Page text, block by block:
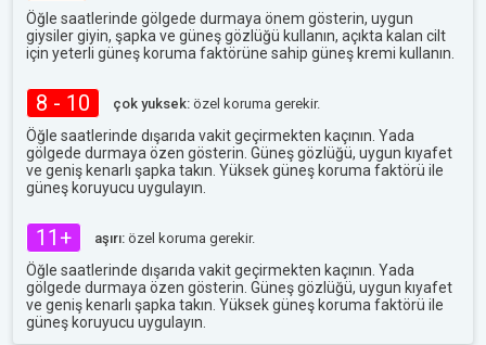
Öğle saatlerinde gölgede durmaya önem gösterin, uygun
giysiler giyin, şapka ve güneş gözlüğü kullanın, açıkta kalan cilt
için yeterli güneş koruma faktörüne sahip güneş kremi kullanın.
8 - 10 çok yuksek: özel koruma gerekir.
Öğle saatlerinde dışarıda vakit geçirmekten kaçının. Yada
gölgede durmaya özen gösterin. Güneş gözlüğü, uygun kıyafet
ve geniş kenarlı şapka takın. Yüksek güneş koruma faktörü ile
güneş koruyucu uygulayın.
11+ aşırı: özel koruma gerekir.
Öğle saatlerinde dışarıda vakit geçirmekten kaçının. Yada
gölgede durmaya özen gösterin. Güneş gözlüğü, uygun kıyafet
ve geniş kenarlı şapka takın. Yüksek güneş koruma faktörü ile
güneş koruyucu uygulayın.